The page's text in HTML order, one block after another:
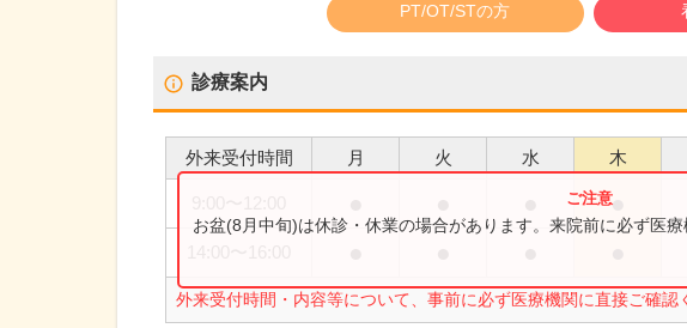
PT/OT/STの方
診療案内
外来受付時間 月 火 水 木
●
外来受付時間・内容等について、事前に必ず医療機関に直接ご確認
お盆(8月中旬)は休診・休業の場合があります。来院前に必ず医療